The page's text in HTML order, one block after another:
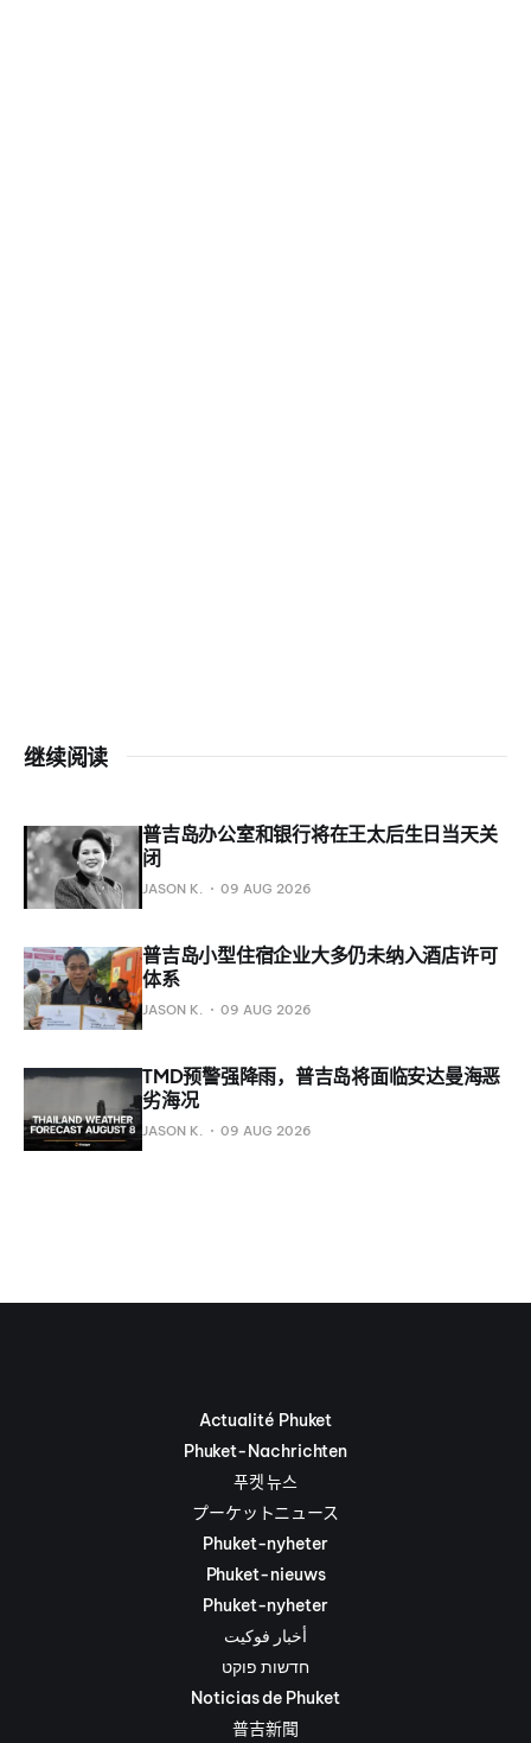
继续阅读
普吉岛办公室和银行将在王太后生日当天关
闭
JASON K. 09 AUG 2026
普吉岛小型住宿企业大多仍未纳入酒店许可
体系
JASON K. 09 AUG 2026
TMD预警强降雨，普吉岛将面临安达曼海恶
劣海况
JASON K. 09 AUG 2026
Actualité Phuket
Phuket-Nachrichten
푸켓 뉴스
プーケットニュース
Phuket-nyheter
Phuket-nieuws
Phuket-nyheter
أخبار فوكيت
חדשות פוקט
Noticias de Phuket
普吉新聞